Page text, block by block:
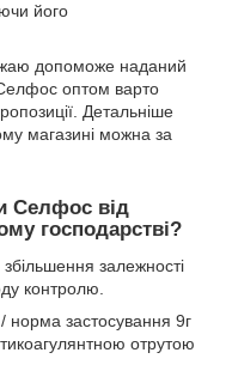
його
допоможе наданий
оптом варто
Детальніше
магазині можна за
Селфос від
господарстві?
залежності
контролю.
застосування 9г
отрутою